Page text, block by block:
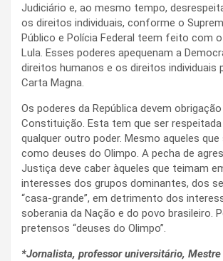
Judiciário e, ao mesmo tempo,
os direitos individuais, conforme o
Público e Polícia Federal teem feito com
Lula. Esses poderes apequenam a
direitos humanos e os direitos individuais
Carta Magna.
Os poderes da República devem
Constituição. Esta tem que ser
qualquer outro poder. Mesmo aqueles
como deuses do Olimpo. A pecha de
Justiça deve caber àqueles que teimam
interesses dos grupos dominantes, dos
“casa-grande”, em detrimento dos
soberania da Nação e do povo brasileiro.
pretensos “deuses do Olimpo”.
*Jornalista, professor universitário,